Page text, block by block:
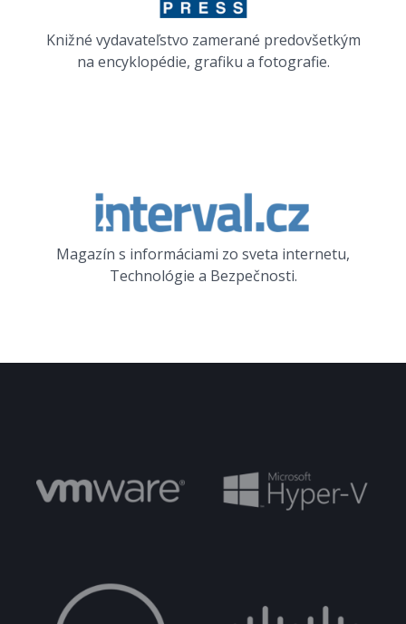
Knižné vydavateľstvo zamerané predovšetkým
na encyklopédie, grafiku a fotografie.
Magazín s informáciami zo sveta internetu,
Technológie a Bezpečnosti.